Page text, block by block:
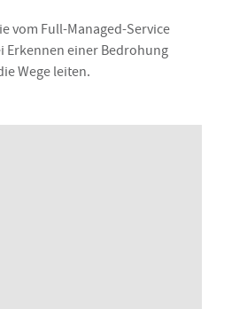
vom Full-Managed-Service
Erkennen einer Bedrohung
Wege leiten.